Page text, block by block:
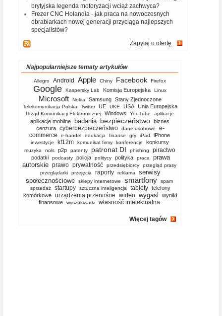
brytyjska legenda motoryzacji wciąż zachwyca?
Frezer CNC Holandia - jak praca na nowoczesnych
obrabiarkach nowej generacji przyciąga najlepszych
specjalistów?
Zapytaj o ofertę
Najpopularniejsze tematy artykułów
Allegro Android Apple Chiny Facebook Firefox
Google Kaspersky Lab Komisja Europejska Linux
Microsoft Nokia Samsung Stany Zjednoczone
Telekomunikacja Polska Twitter UE UKE USA Unia Europejska
Urząd Komunikacji Elektronicznej Windows YouTube aplikacje
aplikacje mobilne badania bezpieczeństwo biznes
cenzura cyberbezpieczeństwo dane osobowe
e-
commerce
e-handel edukacja finanse gry iPad iPhone
inwestycje kf12m komunikat firmy konferencje konkursy
muzyka nols p2p patenty patronat DI phishing piractwo
podatki podcasty policja politycy polityka praca
prawa
autorskie prawo prywatność przedsiębiorcy
przegląd prasy
przeglądarki
przejęcia raporty reklama
serwisy
społecznościowe
sklepy internetowe smartfony
spam
sprzedaż
startupy sztuczna inteligencja tablety telefony
komórkowe
urządzenia przenośne wideo wygasl
wyniki
finansowe
wyszukiwarki własność intelektualna
Więcej tagów